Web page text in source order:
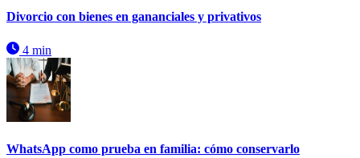
Divorcio con bienes en gananciales y privativos
4 min
WhatsApp como prueba en familia: cómo conservarlo